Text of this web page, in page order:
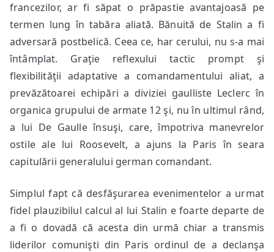
francezilor, ar fi săpat o prăpastie avantajoasă pe
termen lung în tabăra aliată. Bănuită de Stalin a fi
adversară postbelică. Ceea ce, har cerului, nu s-a mai
întâmplat. Graţie reflexului tactic prompt şi
flexibilităţii adaptative a comandamentului aliat, a
prevăzătoarei echipări a diviziei gaulliste Leclerc în
organica grupului de armate 12 şi, nu în ultimul rând,
a lui De Gaulle însuşi, care, împotriva manevrelor
ostile ale lui Roosevelt, a ajuns la Paris în seara
capitulării generalului german comandant.
Simplul fapt că desfăşurarea evenimentelor a urmat
fidel plauzibilul calcul al lui Stalin e foarte departe de
a fi o dovadă că acesta din urmă chiar a transmis
liderilor comunişti din Paris ordinul de a declanşa